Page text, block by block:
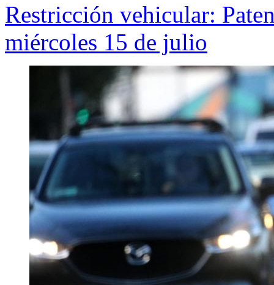
Restricción vehicular:
miércoles 15 de julio